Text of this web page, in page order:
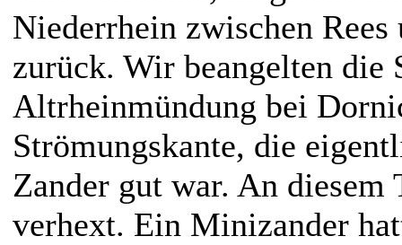
Niederrhein zwischen
zurück. Wir beangelten die
Altrheinmündung bei
Strömungskante, die
Zander gut war. An diesem
verhext. Ein Minizander